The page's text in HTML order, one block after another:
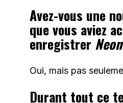
Avez-vous une
que vous aviez
enregistrer
Oui, mais pas
Durant tout ce